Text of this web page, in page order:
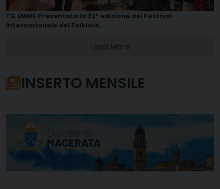
TG EMME.Presentata la 32° edizione del Festival
Internazionale del Folklore.
Load More
INSERTO MENSILE